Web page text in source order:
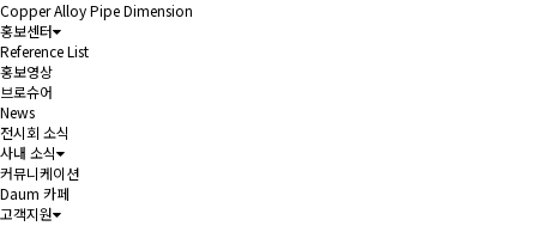
Copper Alloy Pipe Dimension
홍보센터
Reference List
홍보영상
브로슈어
News
전시회 소식
사내 소식
커뮤니케이션
Daum 카페
고객지원